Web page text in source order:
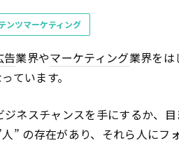
ンツマーケティング
告業界やマーケティング業界をは
ています。
ネスチャンスを手にするか、
” の存在があり、それら人にフ